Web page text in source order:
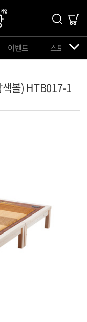
이벤트 스토리지
색볼) HTB017-1